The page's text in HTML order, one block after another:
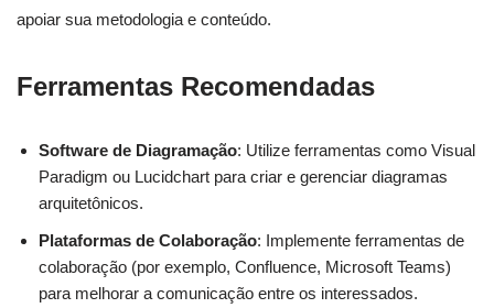
apoiar sua metodologia e conteúdo.
Ferramentas Recomendadas
Software de Diagramação: Utilize ferramentas como Visual
Paradigm ou Lucidchart para criar e gerenciar diagramas
arquitetônicos.
Plataformas de Colaboração: Implemente ferramentas de
colaboração (por exemplo, Confluence, Microsoft Teams)
para melhorar a comunicação entre os interessados.